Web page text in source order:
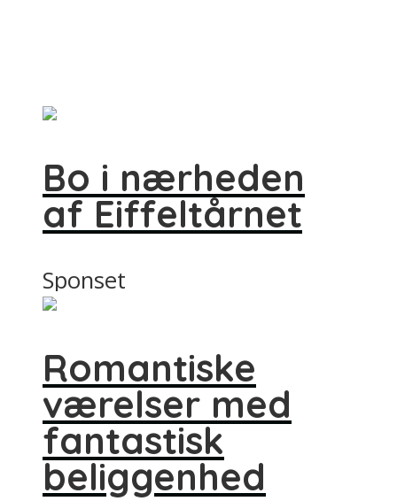
Bo i nærheden
af Eiffeltårnet
Sponset
Romantiske
værelser med
fantastisk
beliggenhed